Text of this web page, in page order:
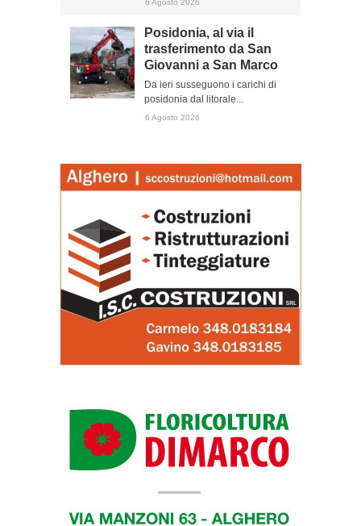
6 Agosto 2026
Posidonia, al via il
trasferimento da San
Giovanni a San Marco
Da ieri susseguono i carichi di
posidonia dal litorale...
6 Agosto 2026